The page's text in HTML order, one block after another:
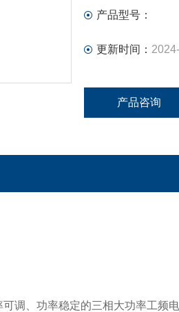
产品型号：
更新时间：
产品咨询
调、功率稳定的三相大功率工频电